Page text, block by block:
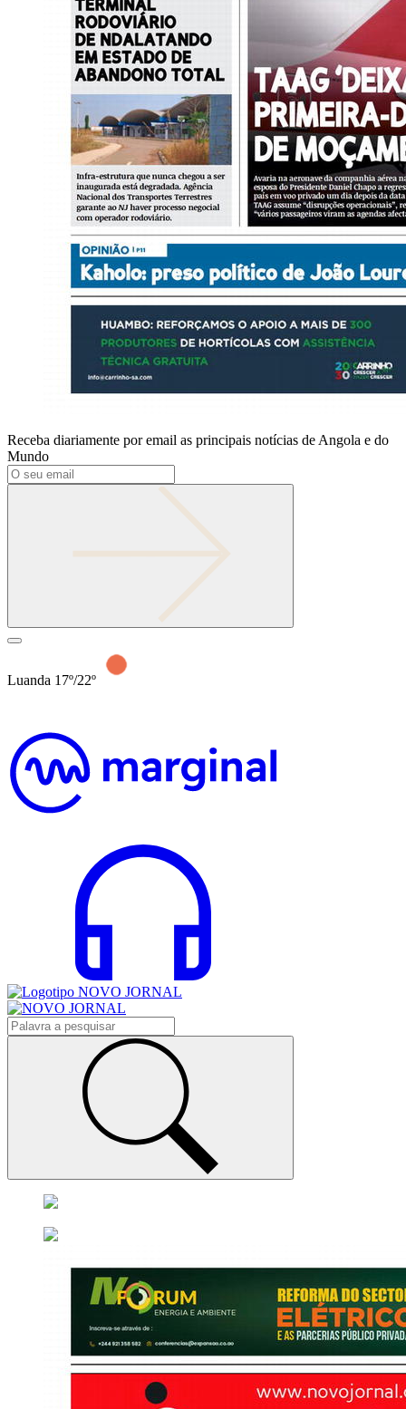
Receba diariamente por email as principais notícias de Angola e do
Mundo
Luanda 17º/22º